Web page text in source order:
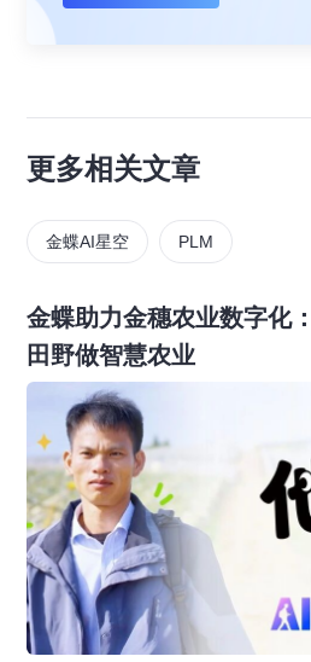
更多相关文章
金蝶AI星空 PLM
金蝶助力金穗农业数字化
田野做智慧农业